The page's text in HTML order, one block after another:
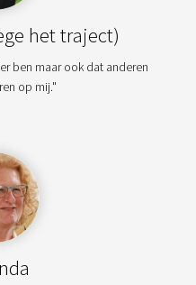
het traject)
ben maar ook dat anderen
op mij."